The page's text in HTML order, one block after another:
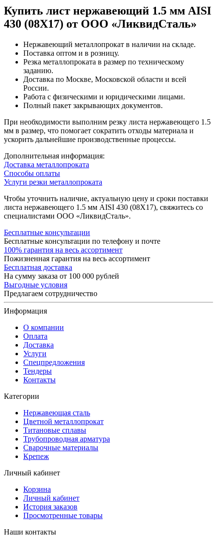
Купить лист нержавеющий 1.5 мм AISI
430 (08Х17) от ООО «ЛиквидСталь»
Нержавеющий металлопрокат в наличии на складе.
Поставка оптом и в розницу.
Резка металлопроката в размер по техническому
заданию.
Доставка по Москве, Московской области и всей
России.
Работа с физическими и юридическими лицами.
Полный пакет закрывающих документов.
При необходимости выполним резку листа нержавеющего 1.5
мм в размер, что помогает сократить отходы материала и
ускорить дальнейшие производственные процессы.
Дополнительная информация:
Доставка металлопроката
Способы оплаты
Услуги резки металлопроката
Чтобы уточнить наличие, актуальную цену и сроки поставки
листа нержавеющего 1.5 мм AISI 430 (08Х17), свяжитесь со
специалистами ООО «ЛиквидСталь».
Бесплатные консультации
Бесплатные консультации по телефону и почте
100% гарантия на весь ассортимент
Пожизненная гарантия на весь ассортимент
Бесплатная доставка
На сумму заказа от 100 000 рублей
Выгодные условия
Предлагаем сотрудничество
Информация
О компании
Оплата
Доставка
Услуги
Спецпредложения
Тендеры
Контакты
Категории
Нержавеющая сталь
Цветной металлопрокат
Титановые сплавы
Трубопроводная арматура
Сварочные материалы
Крепеж
Личный кабинет
Корзина
Личный кабинет
История заказов
Просмотренные товары
Наши контакты